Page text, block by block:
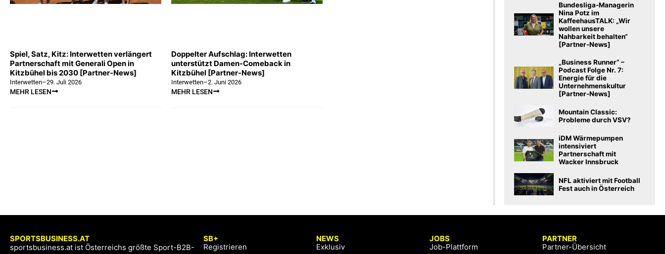
Spiel, Satz, Kitz: Interwetten verlängert
Partnerschaft mit Generali Open in
Kitzbühel bis 2030 [Partner-News]
Interwetten–29. Juli 2026
MEHR LESEN
Doppelter Aufschlag: Interwetten
unterstützt Damen-Comeback in
Kitzbühel [Partner-News]
Interwetten–2. Juni 2026
MEHR LESEN
Bundesliga-Managerin
Nina Potz im
KaffeehausTALK: „Wir
wollen unsere
Nahbarkeit behalten“
[Partner-News]
„Business Runner“ –
Podcast Folge Nr. 7:
Energie für die
Unternehmenskultur
[Partner-News]
Mountain Classic:
Probleme durch VSV?
iDM Wärmepumpen
intensiviert
Partnerschaft mit
Wacker Innsbruck
NFL aktiviert mit Football
Fest auch in Österreich
SPORTSBUSINESS.AT
sportsbusiness.at ist Österreichs größte Sport-B2B-
SB+
Registrieren
NEWS
Exklusiv
JOBS
Job-Plattform
PARTNER
Partner-Übersicht